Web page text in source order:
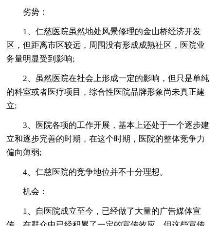
劣势：
1、仁慈医院虽然地处风景修理的金山桥经济开发
区，但距离市区较远，周围没有形成成熟社区，医院业
务量明显受到影响;
2、虽然医院在社会上形成一定的影响，但只是单纯
的科室或者医疗项目，综合性医院品牌形象尚未真正建
立;
3、医院各项的工作开展，基本上还处于一个逐步建
立和逐步完善的时期，在这个时期，医院的整体竞争力
偏向薄弱;
4、仁慈医院的竞争地位并不十分理想。
机会：
1、自医院成立至今，已经做了大量的广告媒体宣